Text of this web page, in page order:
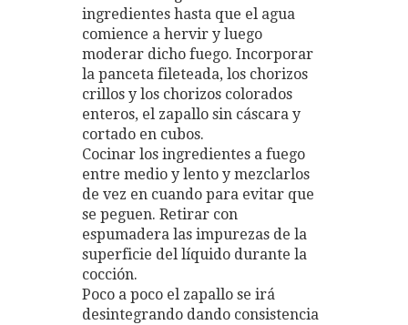
ingredientes hasta que el agua
comience a hervir y luego
moderar dicho fuego. Incorporar
la panceta fileteada, los chorizos
crillos y los chorizos colorados
enteros, el zapallo sin cáscara y
cortado en cubos.
Cocinar los ingredientes a fuego
entre medio y lento y mezclarlos
de vez en cuando para evitar que
se peguen. Retirar con
espumadera las impurezas de la
superficie del líquido durante la
cocción.
Poco a poco el zapallo se irá
desintegrando dando consistencia